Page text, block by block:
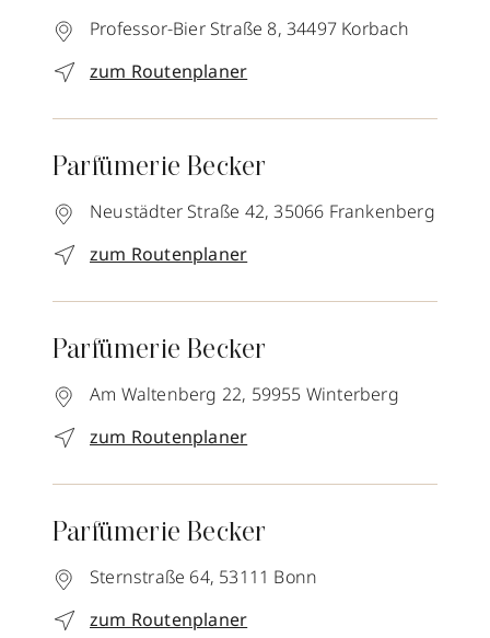
Professor-Bier Straße 8, 34497 Korbach
zum Routenplaner
Parfümerie Becker
Neustädter Straße 42, 35066 Frankenberg
zum Routenplaner
Parfümerie Becker
Am Waltenberg 22, 59955 Winterberg
zum Routenplaner
Parfümerie Becker
Sternstraße 64, 53111 Bonn
zum Routenplaner